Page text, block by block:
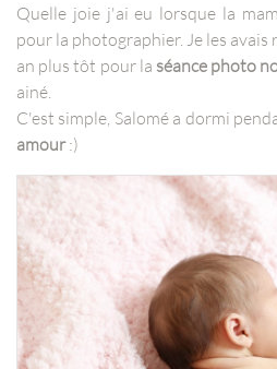
Quelle joie j'ai eu lorsque la
pour la photographier. Je les
an plus tôt pour la séance photo
ainé.
C'est simple, Salomé a dormi
amour:)